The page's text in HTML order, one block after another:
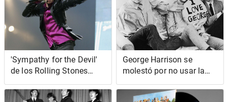
'Sympathy for the Devil'
de los Rolling Stones
sonaba originalmente
como música brasileña
George Harrison se
molestó por no usar la
letra de 'Hurdy Gurdy
Man' de Donovan